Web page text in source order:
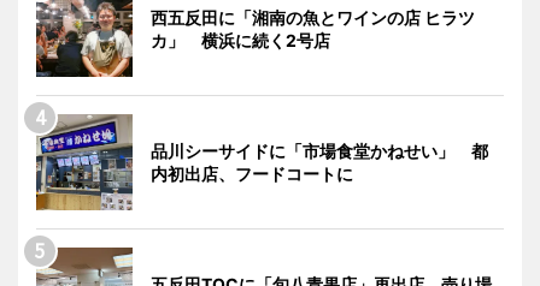
西五反田に「湘南の魚とワインの店 ヒラツ
カ」 横浜に続く2号店
品川シーサイドに「市場食堂かねせい」 都
内初出店、フードコートに